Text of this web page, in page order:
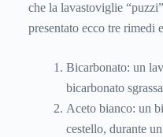
che la lavastoviglie
presentato ecco tre rimedi
Bicarbonato: un
bicarbonato
Aceto bianco: un
cestello, durante